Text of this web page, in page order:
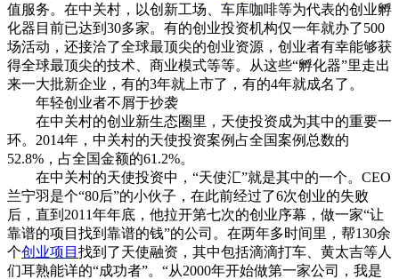
值服务。在中关村，以创新工场、车库咖啡等为代表的创业孵
化器目前已达到30多家。有的创业投资机构仅一年就办了500
场活动，还接洽了全球最顶尖的创业资源，创业者有幸能够获
得全球最顶尖的技术、商业模式等等。从这些“孵化器”里走出
来一大批新企业，有的3年就上市了，有的4年就成名了。
年轻创业者不屑于抄袭
在中关村的创业新生态圈里，天使投资成为其中的重要一
环。2014年，中关村的天使投资案例占全国案例总数的
52.8%，占全国金额的61.2%。
在中关村的天使投资中，“天使汇”就是其中的一个。CEO
兰宁羽是个“80后”的小伙子，在此前经过了6次创业的失败
后，直到2011年年底，他拉开第七次的创业序幕，做一家“让
靠谱的项目找到靠谱的钱”的公司。在两年多时间里，帮130余
个创业项目 找到了天使融资，其中包括滴滴打车、黄太吉等人
们耳熟能详的“成功者”。“从2000年开始做第一家公司，我是